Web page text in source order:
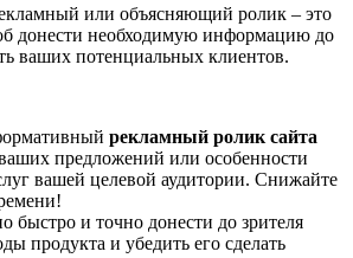
или объясняющий ролик – это
донести необходимую информацию до
ваших потенциальных клиентов.
рекламный ролик сайта
предложений или особенности
вашей целевой аудитории. Снижайте
быстро и точно донести до зрителя
продукта и убедить его сделать